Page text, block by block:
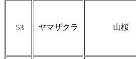
53 ヤマザクラ 山桜